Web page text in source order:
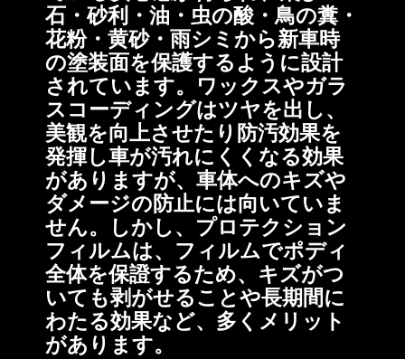
石・砂利・油・虫の酸・鳥の糞・
花粉・黄砂・雨シミから新車時
の塗装面を保護するように設計
されています。ワックスやガラ
スコーディングはツヤを出し、
美観を向上させたり防汚効果を
発揮し車が汚れにくくなる効果
がありますが、車体へのキズや
ダメージの防止には向いていま
せん。しかし、プロテクション
フィルムは、フィルムでポディ
全体を保證するため、キズがつ
いても剥がせることや長期間に
わたる効果など、多くメリット
があります。